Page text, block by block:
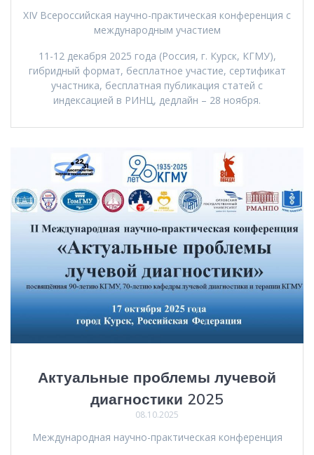
XIV Всероссийская научно-практическая конференция с
международным участием
11-12 декабря 2025 года (Россия, г. Курск, КГМУ),
гибридный формат, бесплатное участие, сертификат
участника, бесплатная публикация статей с
индексацией в РИНЦ, дедлайн – 28 ноября.
Актуальные проблемы лучевой
диагностики 2025
08.10.2025
Международная научно-практическая конференция